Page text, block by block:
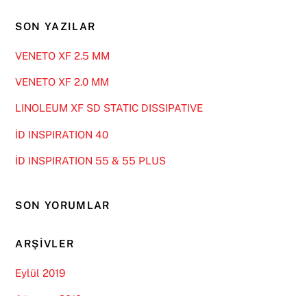
SON YAZILAR
VENETO XF 2.5 MM
VENETO XF 2.0 MM
LINOLEUM XF SD STATIC DISSIPATIVE
İD INSPIRATION 40
İD INSPIRATION 55 & 55 PLUS
SON YORUMLAR
ARŞIVLER
Eylül 2019